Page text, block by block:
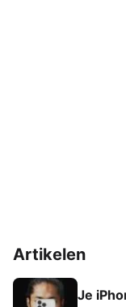
Artikelen
Je